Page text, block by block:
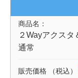
商品名：
２Wayアクス
通常
販売価格 （税込）